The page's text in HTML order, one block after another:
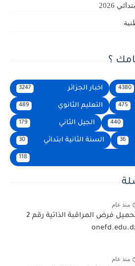
؟
اخبار الجزائر 3247
475 التعليم الثانوي 489
440 الجيل الثاني 179
السنة الثانية ابتدائي
118
عام
تحميل فرض المراقبة الذاتية رقم 2
عام